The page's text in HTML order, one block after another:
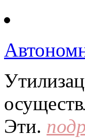
Эти.